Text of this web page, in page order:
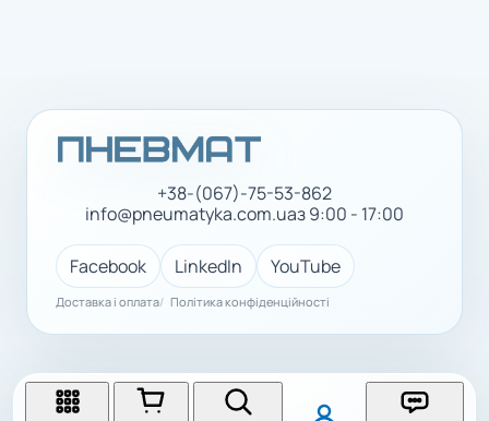
+38-(067)-75-53-862
info@pneumatyka.com.uaз 9:00 - 17:00
Facebook LinkedIn YouTube
Доставка і оплата Політика конфіденційності